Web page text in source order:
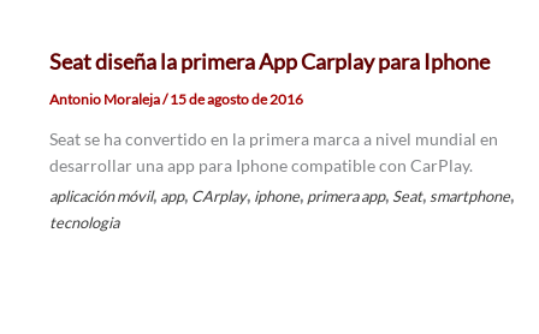
Seat diseña la primera App Carplay para Iphone
Antonio Moraleja/15 de agosto de 2016
Seat se ha convertido en la primera marca a nivel mundial en
desarrollar una app para Iphone compatible con CarPlay.
aplicación móvil, app, CArplay, iphone, primera app, Seat, smartphone,
tecnologia